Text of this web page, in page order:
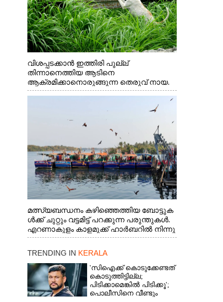
വിശപ്പടക്കാൻ ഇത്തിരി പുല്ല്
തിന്നാനെത്തിയ ആടിനെ
ആക്രമിക്കാനൊരുങ്ങുന്ന തെരുവ് നായ.
എറണാകുളം വാത്തുരുത്തിയിൽ നിന്നുള്ള
മത്സ്യബന്ധനം കഴിഞ്ഞെത്തിയ ബോട്ടുക
ൾക്ക് ചുറ്റും വട്ടമിട്ട് പറക്കുന്ന പരുന്തുകൾ.
എറണാകുളം കാളമുക്ക് ഹാർബറിൽ നിന്നു
ള്ള കാഴ്ച
TRENDING IN KERALA
'സിഐക്ക് കൊടുക്കേണ്ടത്
കൊടുത്തിട്ടില്ല;
പിടിക്കാമെങ്കിൽ പിടിക്കൂ';
പൊലീസിനെ വീണ്ടും